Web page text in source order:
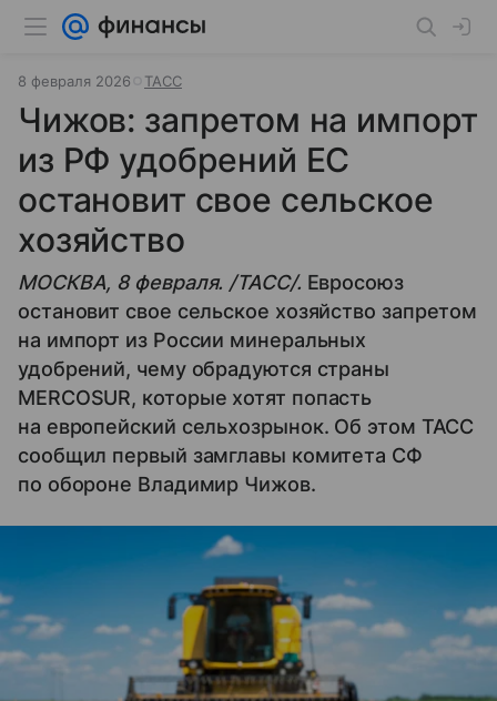
8 февраля 2026 ТАСС
Чижов: запретом на импорт
из РФ удобрений ЕС
остановит свое сельское
хозяйство
МОСКВА, 8 февраля. /ТАСС/. Евросоюз
остановит свое сельское хозяйство запретом
на импорт из России минеральных
удобрений, чему обрадуются страны
MERCOSUR, которые хотят попасть
на европейский сельхозрынок. Об этом ТАСС
сообщил первый замглавы комитета СФ
по обороне Владимир Чижов.